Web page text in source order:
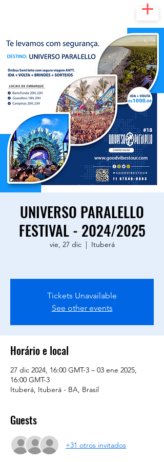
UNIVERSO PARALELLO
FESTIVAL - 2024/2025
vie, 27 dic
  |
Ituberá
Tickets Unavailable
See other events
Horário e local
27 dic 2024, 16:00 GMT-3 – 03 ene 2025,
16:00 GMT-3
Ituberá, Ituberá - BA, Brasil
Guests
+31 otros invitados